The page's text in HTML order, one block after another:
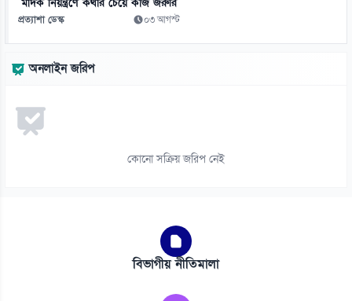
প্রত্যাশা ডেস্ক ০৩ আগস্ট
অনলাইন জরিপ
কোনো সক্রিয় জরিপ নেই
বিভাগীয় নীতিমালা